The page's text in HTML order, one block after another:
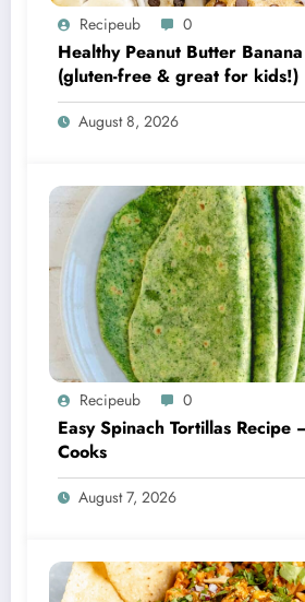
Recipeub 0
Healthy Peanut Butter
(gluten-free & great for kids!)
August 8, 2026
Recipeub 0
Easy Spinach Tortillas Recipe
Cooks
August 7, 2026